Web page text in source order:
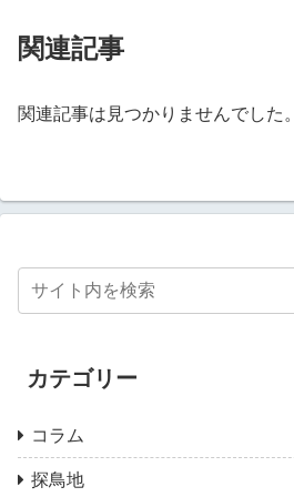
関連記事
関連記事は見つかりませんでした。
カテゴリー
コラム
探鳥地